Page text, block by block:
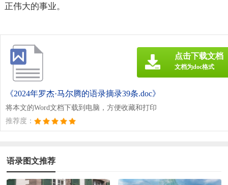
正伟大的事业。
《2024年罗杰·马尔腾的语录摘录39条.doc》
将本文的Word文档下载到电脑，方便收藏和打印
推荐度：
点击下载文档
文档为doc格式
语录图文推荐